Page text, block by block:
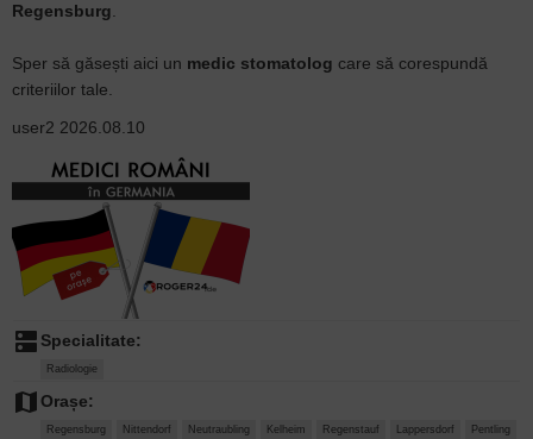
Regensburg
Sper să găsești aici un medic stomatolog care să corespundă
criteriilor tale.
user2 2026.08.10
dns Specialitate:
Radiologie
map Orașe:
Regensburg Nittendorf Neutraubling Kelheim Regenstauf Lappersdorf Pentling